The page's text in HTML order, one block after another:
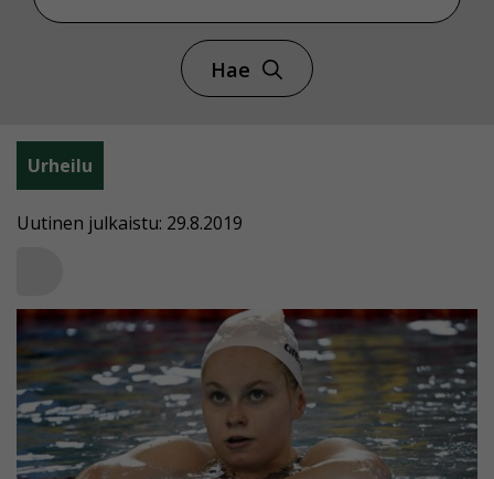
Hae
Urheilu
Uutinen julkaistu: 29.8.2019